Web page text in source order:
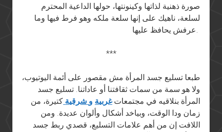
صورة ذهنية لذاتها وكينونتها، حولها الداعية المحترم
لسلعة، ناهيك على إنها سلعة ملكه وهو فرط فيها وما
عرفش يحافظ عليها.
***
طبعا تسليع جسد المرأة مش مقصور على أئمة اليوتيوب،
ولا هو سمة من سمات ثقافتنا أو عاداتنا. تسليع جسد
المرأة بنلاقيه في مجتمعاتغربية و شرقية كتيرة، من
زمان ودا الوقت، وبياخد أشكال وألوان عديدة. ومن
اللافت إن من أهم علامات التسليع، قصدي ربط جسد